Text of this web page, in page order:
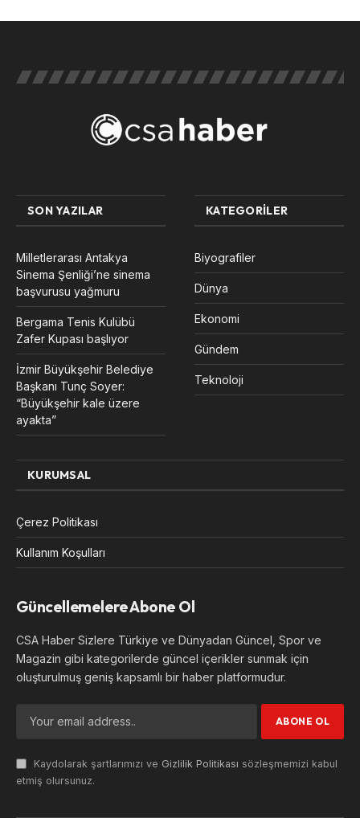
SON YAZILAR
Milletlerarası Antakya
Sinema Şenliği’ne sinema
başvurusu yağmuru
Bergama Tenis Kulübü
Zafer Kupası başlıyor
İzmir Büyükşehir Belediye
Başkanı Tunç Soyer:
“Büyükşehir kale üzere
ayakta”
KATEGORILER
Biyografiler
Dünya
Ekonomi
Gündem
Teknoloji
KURUMSAL
Çerez Politikası
Kullanım Koşulları
Güncellemelere Abone Ol
CSA Haber Sizlere Türkiye ve Dünyadan Güncel, Spor ve
Magazin gibi kategorilerde güncel içerikler sunmak için
oluşturulmuş geniş kapsamlı bir haber platformudur.
Kaydolarak şartlarımızı ve Gizlilik Politikası sözleşmemizi kabul
etmiş olursunuz.